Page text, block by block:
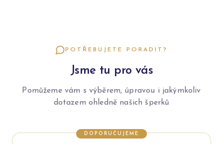
POTŘEBUJETE PORADIT?
Jsme tu pro vás
Pomůžeme vám s výběrem, úpravou i jakýmkoliv
dotazem ohledně našich šperků
DOPORUČUJEME